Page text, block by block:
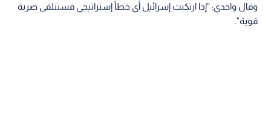
وقال واحدي: "إذا ارتكبت إسرائيل أي خطأ إستراتيجي فستتلقى ضربة
قوية".